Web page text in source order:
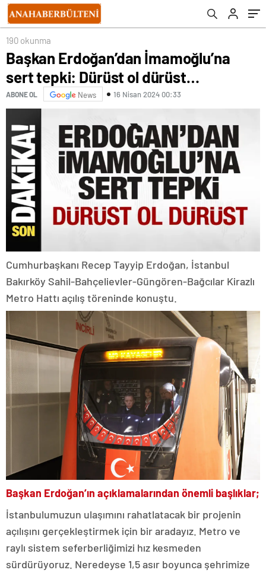
190 okunma
Başkan Erdoğan’dan İmamoğlu’na
sert tepki: Dürüst ol dürüst…
ABONE OL News 16 Nisan 2024 00:33
Cumhurbaşkanı Recep Tayyip Erdoğan, İstanbul
Bakırköy Sahil-Bahçelievler-Güngören-Bağcılar Kirazlı
Metro Hattı açılış töreninde konuştu.
Başkan Erdoğan’ın açıklamalarından önemli başlıklar;
İstanbulumuzun ulaşımını rahatlatacak bir projenin
açılışını gerçekleştirmek için bir aradayız. Metro ve
raylı sistem seferberliğimizi hız kesmeden
sürdürüyoruz. Neredeyse 1,5 asır boyunca şehrimize